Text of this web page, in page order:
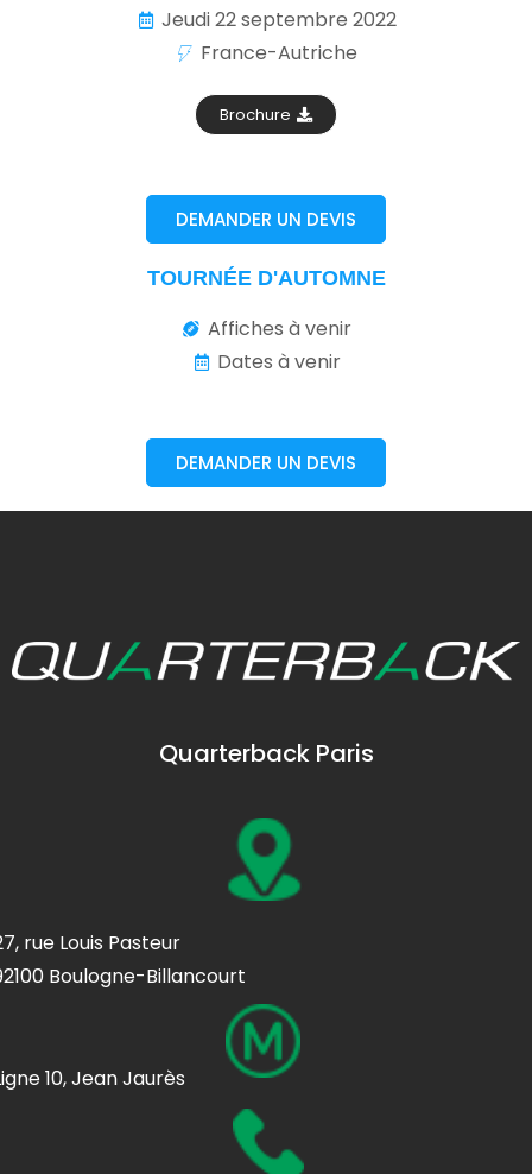
Jeudi 22 septembre 2022
France-Autriche
Brochure
DEMANDER UN DEVIS
TOURNÉE D'AUTOMNE
Affiches à venir
Dates à venir
DEMANDER UN DEVIS
Quarterback Paris
rue Louis Pasteur
Boulogne-Billancourt
10, Jean Jaurès